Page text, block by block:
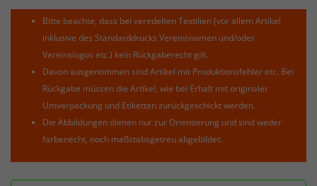
Bitte beachte, dass bei veredelten Textilien (vor allem Artikel
inklusive des Standarddrucks Vereinsnamen und/oder
Vereinslogos etc.) kein Rückgaberecht gilt.
Davon ausgenommen sind Artikel mit Produktionsfehler etc. Bei
Rückgabe müssen die Artikel, wie bei Erhalt mit originaler
Umverpackung und Etiketten zurückgeschickt werden.
Die Abbildungen dienen nur zur Orientierung und sind weder
farbenecht, noch maßstabsgetreu abgebildet.